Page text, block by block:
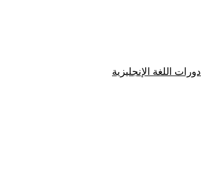
دورات اللغة الإنجليزية